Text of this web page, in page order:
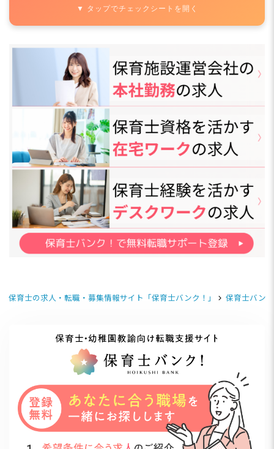
▼ タップでチェックシートを開く
保育士の求人・転職・募集情報サイト「保育士バンク！」 保育士バン